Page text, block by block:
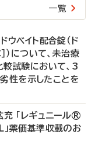
一覧
ウベイト配合錠（ド
について、未治療
試験において、3
性を示したことを
「レギュニール®
薬価基準収載のお